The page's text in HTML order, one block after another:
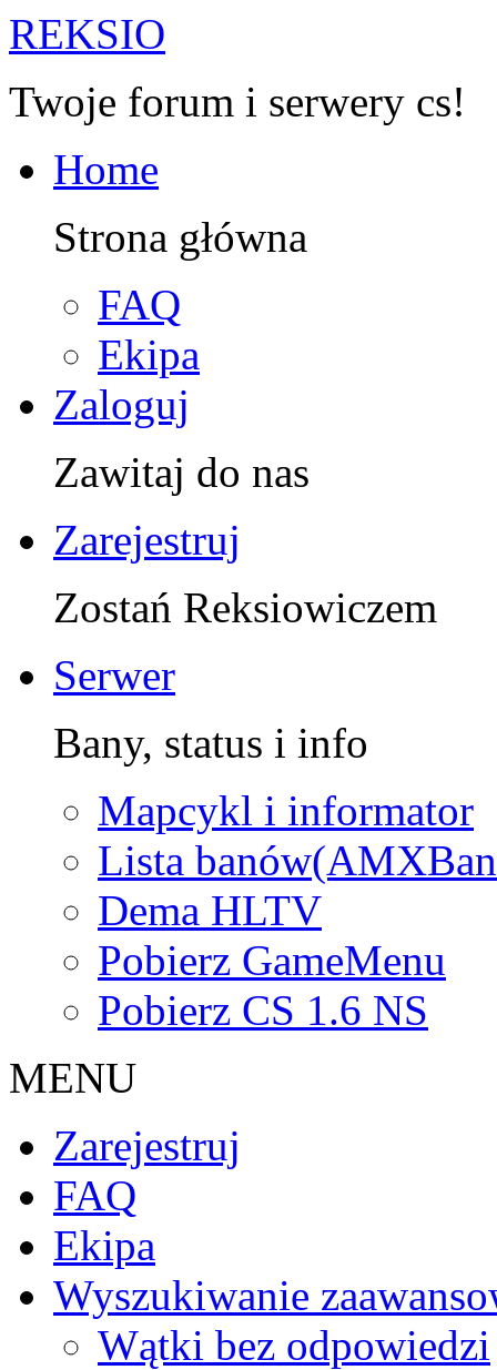
REKSIO
Twoje forum i serwery cs!
Home
Strona główna
FAQ
Ekipa
Zaloguj
Zawitaj do nas
Zarejestruj
Zostań Reksiowiczem
Serwer
Bany, status i info
Mapcykl i informator
Lista
Dema HLTV
Pobierz GameMenu
Pobierz CS 1.6 NS
MENU
Zarejestruj
FAQ
Ekipa
Wyszukiwanie
Wątki bez odpowiedzi